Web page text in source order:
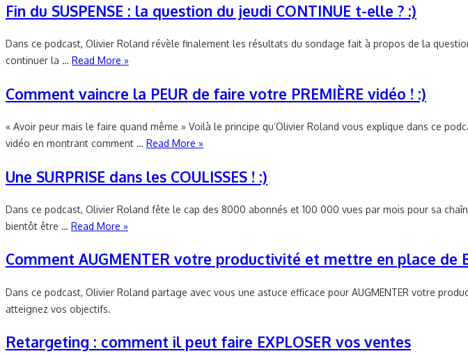
Fin du SUSPENSE : la question du jeudi CONTINUE t-elle ? :)
Dans ce podcast, Olivier Roland révèle finalement les résultats du sondage fait à propos de la
continuer la … Read More »
Comment vaincre la PEUR de faire votre PREMIÈRE vidéo ! :)
« Avoir peur mais le faire quand même » Voilà le principe qu’Olivier Roland vous explique dans ce
vidéo en montrant comment … Read More »
Une SURPRISE dans les COULISSES ! :)
Dans ce podcast, Olivier Roland fête le cap des 8000 abonnés et 100 000 vues par mois pour sa
bientôt être … Read More »
Comment AUGMENTER votre productivité et mettre en place de
Dans ce podcast, Olivier Roland partage avec vous une astuce efficace pour AUGMENTER votre
atteignez vos objectifs.
Retargeting : comment il peut faire EXPLOSER vos ventes